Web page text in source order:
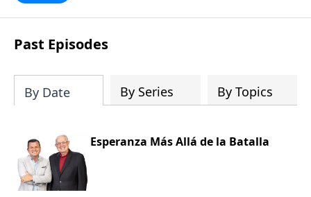
Past Episodes
By Date By Series By Topics
Esperanza Más Allá de la Batalla